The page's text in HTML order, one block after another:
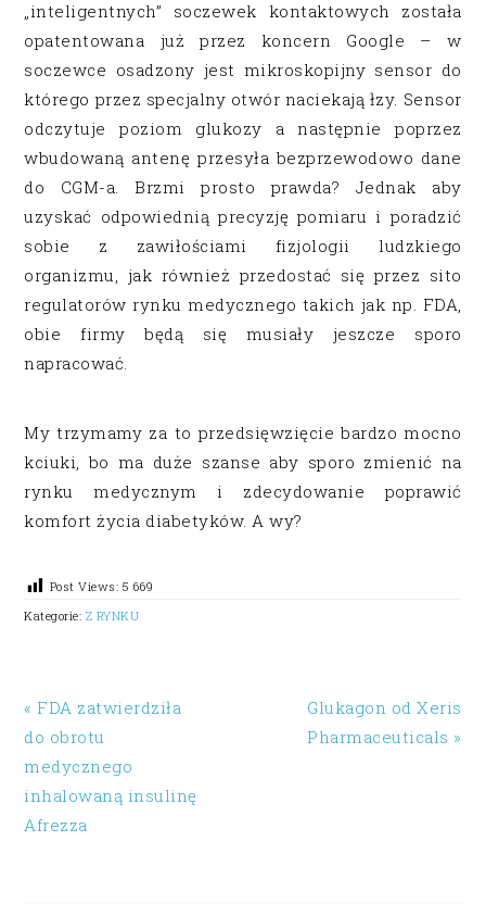
„inteligentnych” soczewek kontaktowych została
opatentowana już przez koncern Google – w
soczewce osadzony jest mikroskopijny sensor do
którego przez specjalny otwór naciekają łzy. Sensor
odczytuje poziom glukozy a następnie poprzez
wbudowaną antenę przesyła bezprzewodowo dane
do CGM-a. Brzmi prosto prawda? Jednak aby
uzyskać odpowiednią precyzję pomiaru i poradzić
sobie z zawiłościami fizjologii ludzkiego
organizmu, jak również przedostać się przez sito
regulatorów rynku medycznego takich jak np. FDA,
obie firmy będą się musiały jeszcze sporo
napracować.
My trzymamy za to przedsięwzięcie bardzo mocno
kciuki, bo ma duże szanse aby sporo zmienić na
rynku medycznym i zdecydowanie poprawić
komfort życia diabetyków. A wy?
Post Views: 5 669
Kategorie: Z RYNKU
« FDA zatwierdziła
do obrotu
medycznego
inhalowaną insulinę
Afrezza
Glukagon od Xeris
Pharmaceuticals »